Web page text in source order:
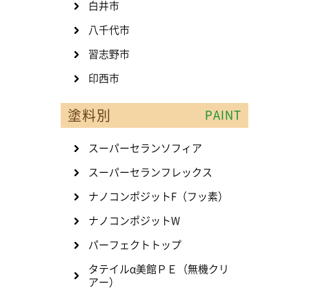
白井市
八千代市
習志野市
印西市
塗料別 PAINT
スーパーセランソフィア
スーパーセランフレックス
ナノコンポジットF（フッ素）
ナノコンポジットW
パーフェクトトップ
タテイルα美館ＰＥ（無機クリ
アー）